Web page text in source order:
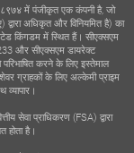
में पंजीकृत एक कंपनी है, जो
अधिकृत और विनियमित है) का
किंगडम में स्थित हैं। सीएक्सएम
और सीएक्सएम डायरेक्ट
करने के लिए इस्तेमाल
ग्राहकों के लिए अल्केमी प्राइम
सेवा प्राधिकरण (FSA) द्वारा
होता है।